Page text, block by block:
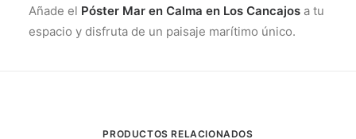
Añade el Póster Mar en Calma en Los Cancajos a tu
espacio y disfruta de un paisaje marítimo único.
PRODUCTOS RELACIONADOS